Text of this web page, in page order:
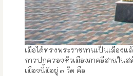
เมื่อได้ทรงพระราชทานเป็นเมือง
การปกครองหัวเมืองภาคอีสานใน
เมืองนี้มีอยู่ ๓ วัด คือ